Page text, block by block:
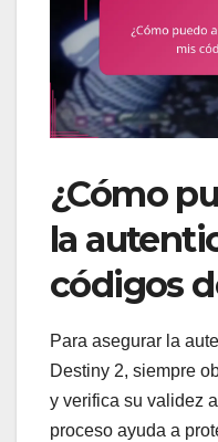
¿Cómo
la
códigos
Para asegurar la
Destiny 2, siempre
y verifica su validez
proceso ayuda a